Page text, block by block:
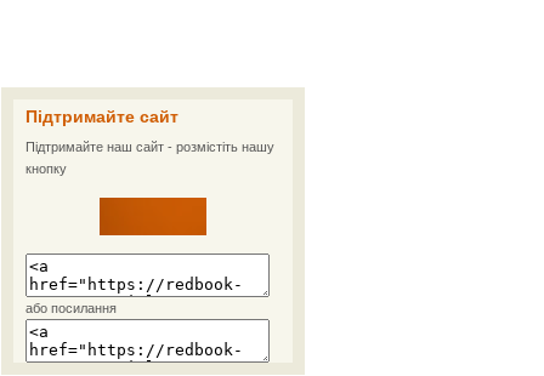
Підтримайте сайт
Підтримайте наш сайт - розмістіть нашу
кнопку
або посилання